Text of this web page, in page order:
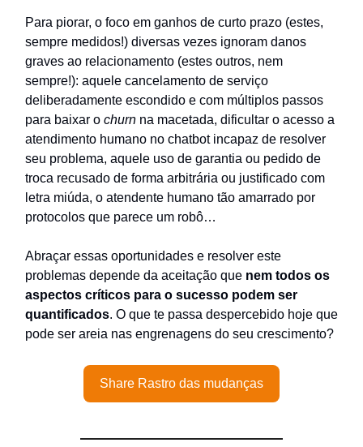
Para piorar, o foco em ganhos de curto prazo (estes,
sempre medidos!) diversas vezes ignoram danos
graves ao relacionamento (estes outros, nem
sempre!): aquele cancelamento de serviço
deliberadamente escondido e com múltiplos passos
para baixar o churn na macetada, dificultar o acesso a
atendimento humano no chatbot incapaz de resolver
seu problema, aquele uso de garantia ou pedido de
troca recusado de forma arbitrária ou justificado com
letra miúda, o atendente humano tão amarrado por
protocolos que parece um robô…
Abraçar essas oportunidades e resolver este
problemas depende da aceitação que nem todos os
aspectos críticos para o sucesso podem ser
quantificados. O que te passa despercebido hoje que
pode ser areia nas engrenagens do seu crescimento?
Share Rastro das mudanças